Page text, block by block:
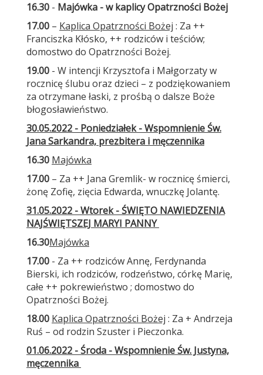
16.30 - Majówka - w kaplicy Opatrzności Bożej
17.00 – Kaplica Opatrzności Bożej : Za ++
Franciszka Kłósko, ++ rodziców i teściów;
domostwo do Opatrzności Bożej.
19.00 - W intencji Krzysztofa i Małgorzaty w
rocznicę ślubu oraz dzieci – z podziękowaniem
za otrzymane łaski, z prośbą o dalsze Boże
błogosławieństwo.
30.05.2022 - Poniedziałek - Wspomnienie Św.
Jana Sarkandra, prezbitera i męczennika
16.30 Majówka
17.00 – Za ++ Jana Gremlik- w rocznicę śmierci,
żonę Zofię, zięcia Edwarda, wnuczkę Jolantę.
31.05.2022 - Wtorek - ŚWIĘTO NAWIEDZENIA
NAJŚWIĘTSZEJ MARYI PANNY
16.30Majówka
17.00 - Za ++ rodziców Annę, Ferdynanda
Bierski, ich rodziców, rodzeństwo, córkę Marię,
całe ++ pokrewieństwo ; domostwo do
Opatrzności Bożej.
18.00 Kaplica Opatrzności Bożej : Za + Andrzeja
Ruś – od rodzin Szuster i Pieczonka.
01.06.2022 - Środa - Wspomnienie Św. Justyna,
męczennika